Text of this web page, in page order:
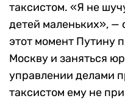
таксистом. «Я не
детей маленьких», —
этот момент Путину
Москву и заняться
управлении делами
таксистом ему не